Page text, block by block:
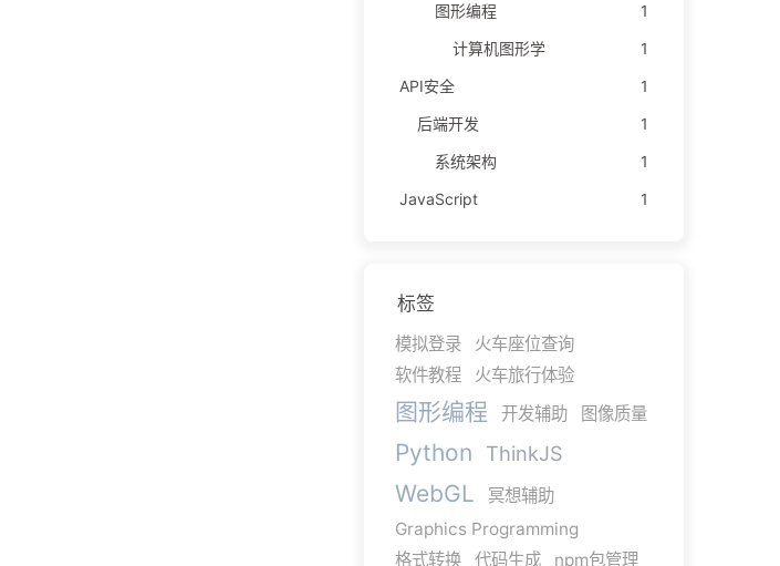
图形编程
1
计算机图形学
1
API安全
1
后端开发
1
系统架构
1
JavaScript
1
标签
模拟登录
火车座位查询
软件教程
火车旅行体验
图形编程 开发辅助 图像质量
Python ThinkJS
WebGL
冥想辅助
Graphics Programming
格式转换
代码生成 npm包管理